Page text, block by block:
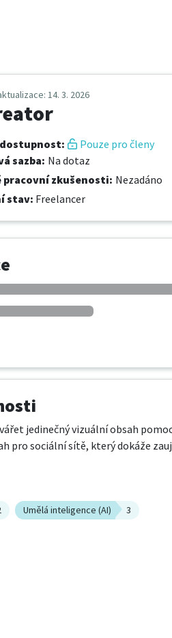
: 14. 3. 2026
dostupnost:
Pouze pro členy
sazba: Na dotaz
pracovní zkušenosti: Nezadáno
stav: Freelancer
jedinečný vizuální obsah
pro sociální sítě, který dokáže
Umělá inteligence (AI) 3